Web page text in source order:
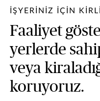
İŞYERINIZ IÇIN
Faaliyet
yerlerde
veya
koruyoruz.